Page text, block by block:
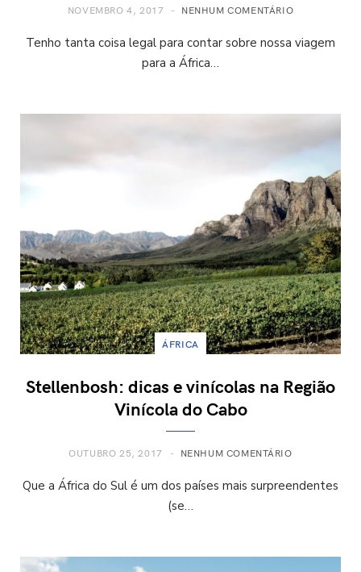
NOVEMBRO 4, 2017 NENHUM COMENTÁRIO
Tenho tanta coisa legal para contar sobre nossa viagem
para a África…
ÁFRICA
Stellenbosh: dicas e vinícolas na Região
Vinícola do Cabo
OUTUBRO 25, 2017 NENHUM COMENTÁRIO
Que a África do Sul é um dos países mais surpreendentes
(se…